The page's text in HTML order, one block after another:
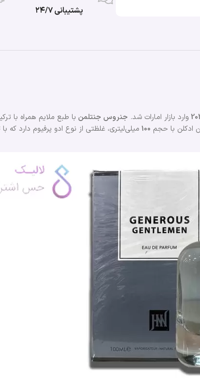
پشتیبانی ۲۴/۷
وارد بازار امارات شد. جنروس جنتلمن با طبع ملایم همراه با
ادکلن با حجم 100 میلی‌لیتری، غلظتی از نوع ادو پرفیوم دارد